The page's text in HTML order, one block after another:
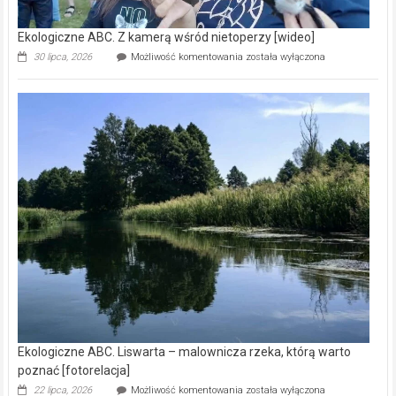
Ekologiczne ABC. Z kamerą wśród nietoperzy [wideo]
30 lipca, 2026 Możliwość komentowania Ekologiczne
kamerą
wśród
została wyłączona
Ekologiczne ABC. Liswarta – malownicza rzeka, którą warto
poznać [fotorelacja]
22 lipca, 2026 Możliwość komentowania Ekologiczne
została wyłączona